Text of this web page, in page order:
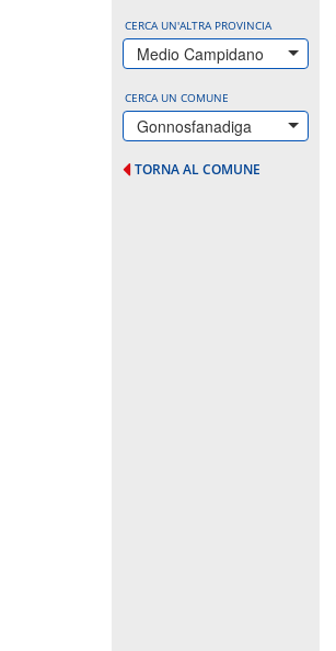
CERCA UN'ALTRA PROVINCIA
Medio Campidano
CERCA UN COMUNE
Gonnosfanadiga
TORNA AL COMUNE